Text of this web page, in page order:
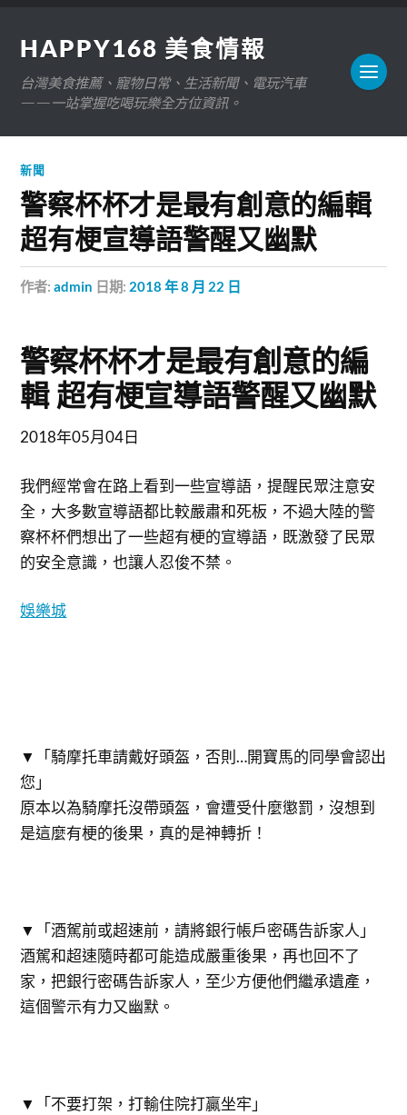
HAPPY168 美食情報
台灣美食推薦、寵物日常、生活新聞、電玩汽車
——一站掌握吃喝玩樂全方位資訊。
新聞
警察杯杯才是最有創意的編輯
超有梗宣導語警醒又幽默
作者:admin 日期: 2018 年 8 月 22 日
警察杯杯才是最有創意的編
輯 超有梗宣導語警醒又幽默
2018年05月04日
我們經常會在路上看到一些宣導語，提醒民眾注意安
全，大多數宣導語都比較嚴肅和死板，不過大陸的警
察杯杯們想出了一些超有梗的宣導語，既激發了民眾
的安全意識，也讓人忍俊不禁。
娛樂城
▼「騎摩托車請戴好頭盔，否則…開寶馬的同學會認出
您」
原本以為騎摩托沒帶頭盔，會遭受什麼懲罰，沒想到
是這麼有梗的後果，真的是神轉折！
▼「酒駕前或超速前，請將銀行帳戶密碼告訴家人」
酒駕和超速隨時都可能造成嚴重後果，再也回不了
家，把銀行密碼告訴家人，至少方便他們繼承遺產，
這個警示有力又幽默。
▼「不要打架，打輸住院打贏坐牢」